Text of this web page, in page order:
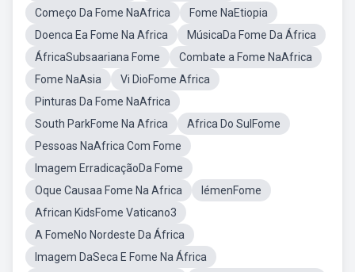
Começo Da Fome NaAfrica
Fome NaEtiopia
Doenca Ea Fome Na Africa
MúsicaDa Fome Da África
ÁfricaSubsaariana Fome
Combate a Fome NaAfrica
Fome NaAsia
Vi DioFome Africa
Pinturas Da Fome NaAfrica
South ParkFome Na Africa
Africa Do SulFome
Pessoas NaAfrica Com Fome
Imagem ErradicaçãoDa Fome
Oque Causaa Fome Na Africa
IémenFome
African KidsFome Vaticano3
A FomeNo Nordeste Da África
Imagem DaSeca E Fome Na África